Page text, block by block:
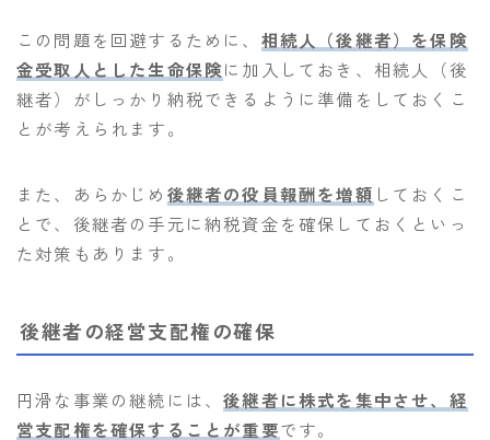
この問題を回避するために、 相続人（後継者）を保険
金受取人とした生命保険に加入しておき、相続人（後
継者）がしっかり納税できるように準備をしておくこ
とが考えられます。
また、あらかじめ 後継者の役員報酬を増額 しておくこ
とで、後継者の手元に納税資金を確保しておくといっ
た対策もあります。
後継者の経営支配権の確保
円滑な事業の継続には、後継者に株式を集中させ、経
営支配権を確保することが重要です。